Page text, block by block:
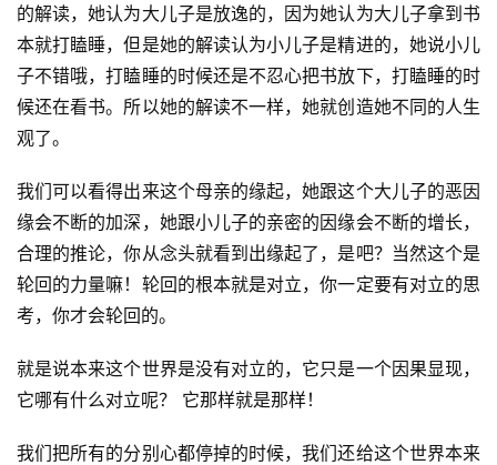
的解读，她认为大儿子是放逸的，因为她认为大儿子拿到书
本就打瞌睡，但是她的解读认为小儿子是精进的，她说小儿
子不错哦，打瞌睡的时候还是不忍心把书放下，打瞌睡的时
候还在看书。所以她的解读不一样，她就创造她不同的人生
观了。
我们可以看得出来这个母亲的缘起，她跟这个大儿子的恶因
缘会不断的加深，她跟小儿子的亲密的因缘会不断的增长，
合理的推论，你从念头就看到出缘起了，是吧？当然这个是
轮回的力量嘛！轮回的根本就是对立，你一定要有对立的思
考，你才会轮回的。
就是说本来这个世界是没有对立的，它只是一个因果显现，
它哪有什么对立呢？ 它那样就是那样！
我们把所有的分别心都停掉的时候，我们还给这个世界本来